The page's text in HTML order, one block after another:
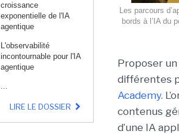
croissance
exponentielle de l'IA
agentique
L'observabilité
incontournable pour l'IA
agentique
...
LIRE LE DOSSIER
Les parcours
bords à l’IA du
Proposer un
différentes
Academy.
contenus
d’une IA